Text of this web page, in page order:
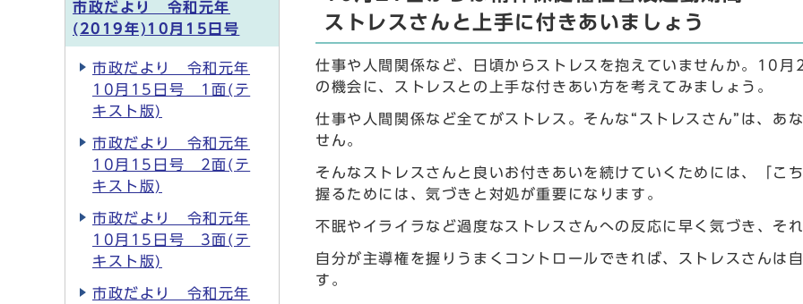
ストレスさんと上手に付きあいましょう
仕事や人間関係など、日頃からストレスを抱えていませんか。10
の機会に、ストレスとの上手な付きあい方を考えてみましょう。
仕事や人間関係など全てがストレス。そんな“ストレスさん”は、あ
せん。
そんなストレスさんと良いお付きあいを続けていくためには、「こ
握るためには、気づきと対処が重要になります。
不眠やイライラなど過度なストレスさんへの反応に早く気づき、そ
自分が主導権を握りうまくコントロールできれば、ストレスさんは
す。
市政だより 令和元年
(2019年)10月15日号
市政だより 令和元年
10月15日号 1面(テ
キスト版)
市政だより 令和元年
10月15日号 2面(テ
キスト版)
市政だより 令和元年
10月15日号 3面(テ
キスト版)
市政だより 令和元年